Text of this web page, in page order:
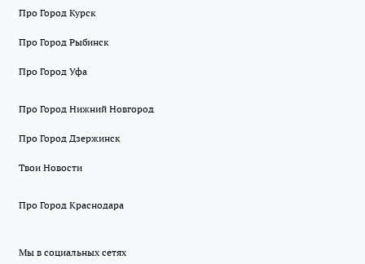
Про Город Курск
Про Город Рыбинск
Про Город Уфа
Про Город Нижний Новгород
Про Город Дзержинск
Твои Новости
Про Город Краснодара
Мы в социальных сетях